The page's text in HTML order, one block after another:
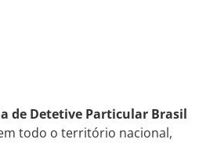
de Detetive Particular Brasil
todo o território nacional,